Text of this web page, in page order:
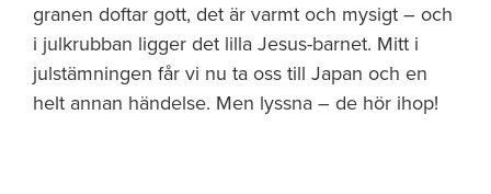
granen doftar gott, det är varmt och mysigt – och
i julkrubban ligger det lilla Jesus-barnet. Mitt i
julstämningen får vi nu ta oss till Japan och en
helt annan händelse. Men lyssna – de hör ihop!